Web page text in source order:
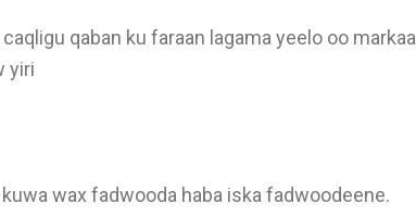
qaban ku faraan lagama yeelo oo markaa
yiri
wax fadwooda haba iska fadwoodeene.